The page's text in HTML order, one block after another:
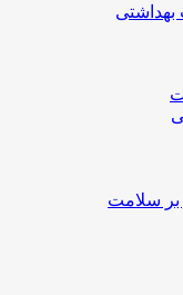
بهداشتی
بر سلامت